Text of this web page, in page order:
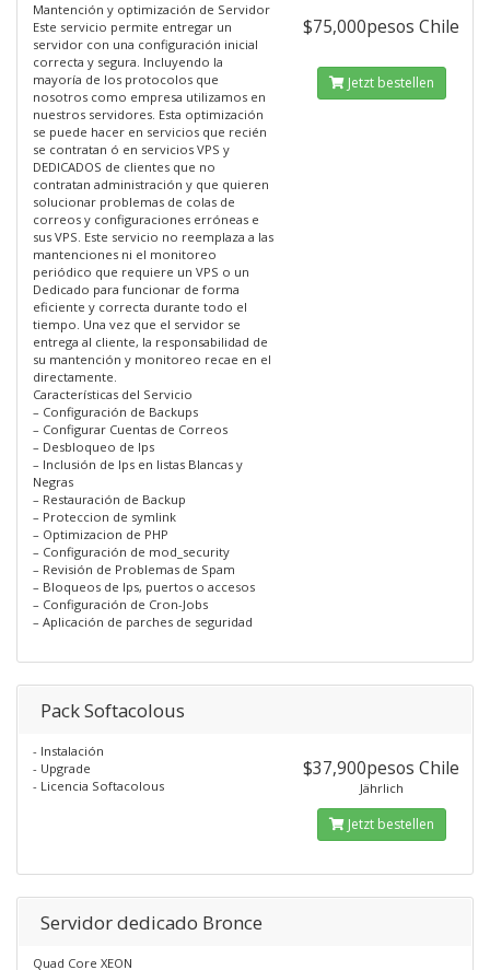
Mantención y optimización de Servidor
Este servicio permite entregar un
servidor con una configuración inicial
correcta y segura. Incluyendo la
mayoría de los protocolos que
nosotros como empresa utilizamos en
nuestros servidores. Esta optimización
se puede hacer en servicios que recién
se contratan ó en servicios VPS y
DEDICADOS de clientes que no
contratan administración y que quieren
solucionar problemas de colas de
correos y configuraciones erróneas e
sus VPS. Este servicio no reemplaza a las
mantenciones ni el monitoreo
periódico que requiere un VPS o un
Dedicado para funcionar de forma
eficiente y correcta durante todo el
tiempo. Una vez que el servidor se
entrega al cliente, la responsabilidad de
su mantención y monitoreo recae en el
directamente.
Características del Servicio
– Configuración de Backups
– Configurar Cuentas de Correos
– Desbloqueo de Ips
– Inclusión de Ips en listas Blancas y
Negras
– Restauración de Backup
– Proteccion de symlink
– Optimizacion de PHP
– Configuración de mod_security
– Revisión de Problemas de Spam
– Bloqueos de Ips, puertos o accesos
– Configuración de Cron-Jobs
– Aplicación de parches de seguridad
$75,000pesos Chile
Jetzt bestellen
Pack Softacolous
- Instalación
- Upgrade
- Licencia Softacolous
$37,900pesos Chile
Jährlich
Jetzt bestellen
Servidor dedicado Bronce
Quad Core XEON